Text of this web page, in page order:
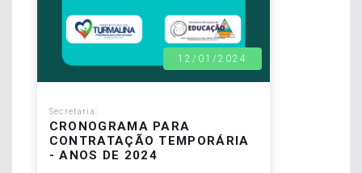
12/01/2024
Secretaria:
CRONOGRAMA PARA
CONTRATAÇÃO TEMPORÁRIA
- ANOS DE 2024